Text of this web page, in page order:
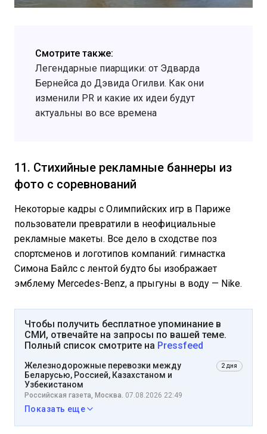
Смотрите также:
Легендарные пиарщики: от Эдварда
Бернейса до Дэвида Огилви. Как они
изменили PR и какие их идеи будут
актуальны во все времена
11. Стихийные рекламные баннеры из
фото с соревнований
Некоторые кадры с Олимпийских игр в Париже
пользователи превратили в неофициальные
рекламные макеты. Все дело в сходстве поз
спортсменов и логотипов компаний: гимнастка
Симона Байлс с лентой будто бы изображает
эмблему Mercedes-Benz, а прыгуны в воду — Nike.
Чтобы получить бесплатное упоминание в
СМИ, отвечайте на запросы по вашей теме.
Полный список смотрите на Pressfeed
Железнодорожные перевозки между
Беларусью, Россией, Казахстаном и
Узбекистаном
2 дня
Российская газета, Москва. 07.08.2026 22:49
Показать еще